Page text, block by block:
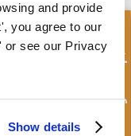
and provide
you agree to our
or see our Privacy
Show details
utvalg av
sylindere.
kunnskapsrike team
Hurtigforespørsel